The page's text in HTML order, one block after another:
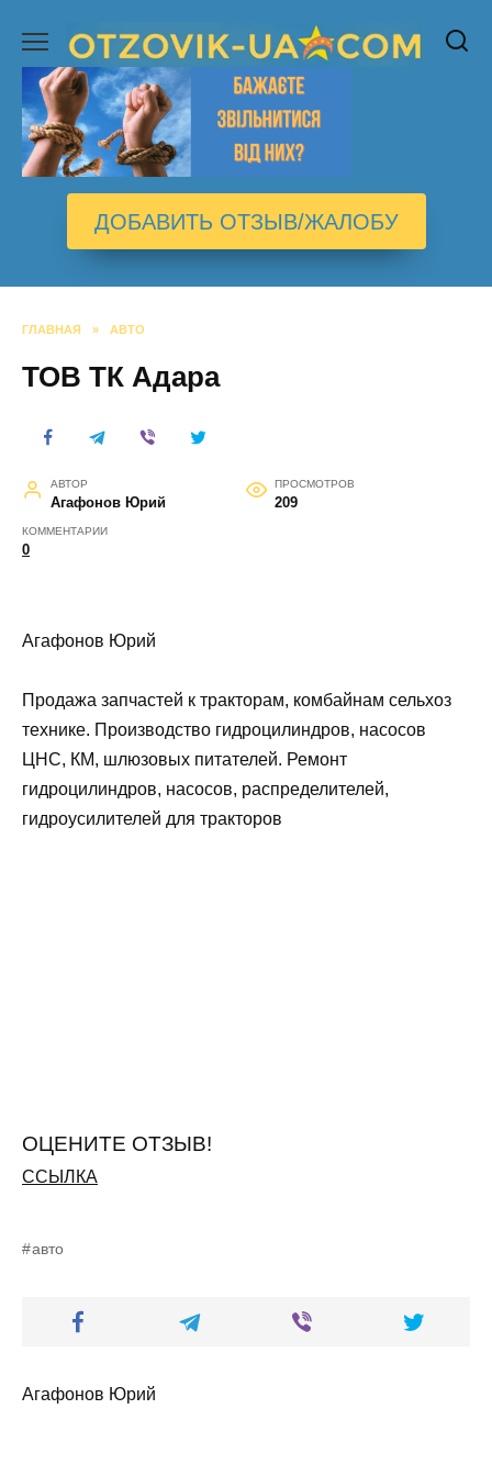
содержанию
ДОБАВИТЬ ОТЗЫВ/ЖАЛОБУ
ГЛАВНАЯ » АВТО
ТОВ ТК Адара
АВТОР
Агафонов Юрий
ПРОСМОТРОВ
209
КОММЕНТАРИИ
0
Агафонов Юрий
Продажа запчастей к тракторам, комбайнам сельхоз
технике. Производство гидроцилиндров, насосов
ЦНС, КМ, шлюзовых питателей. Ремонт
гидроцилиндров, насосов, распределителей,
гидроусилителей для тракторов
ОЦЕНИТЕ ОТЗЫВ!
ССЫЛКА
авто
Агафонов Юрий